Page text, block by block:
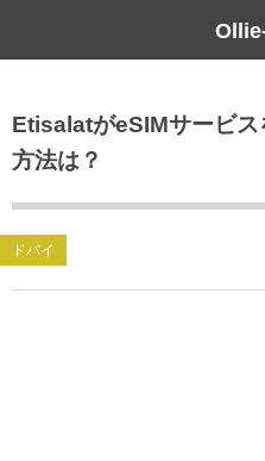
EtisalatがeSIMサービ
方法は？
ドバイ
未分類